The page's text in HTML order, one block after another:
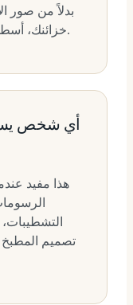
بدلاً من صور
خزائنك، أسطحك، وإضاءتك الحقيقية في الصورة.
أي شخص
هذا مفيد
تصميم المطبخ